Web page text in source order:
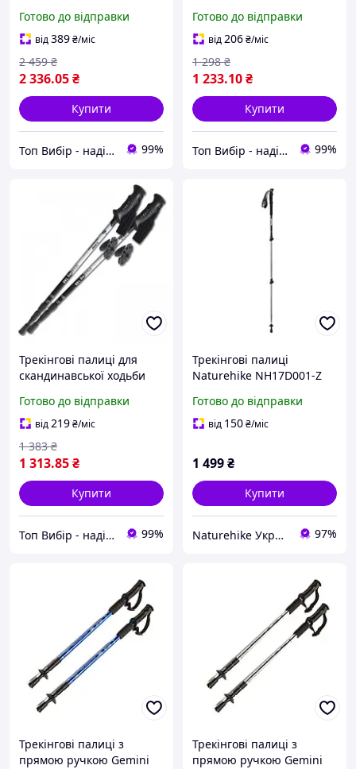
Готово до відправки
від389₴/міс
2 336.05₴
2 459 ₴
Купити
Топ Вибір - надійний магазин, перевірений часом 99%
Готово до відправки
від206₴/міс
1 233.10₴
1 298 ₴
Купити
Топ Вибір - надійний магазин, перевірений часом 99%
Трекінгові палиці для
скандинавської ходьби
Trekking TRR-003
Готово до відправки
від219₴/міс
1 313.85₴
1 383 ₴
Купити
Топ Вибір - надійний магазин, перевірений часом 99%
Трекінгові палиці
Naturehike NH17D001-Z
Готово до відправки
від 150₴/міс
1 499₴
Купити
Naturehike Україна 97%
Трекінгові палиці з
прямою ручкою Gemini
Трекінгові палиці з
прямою ручкою Gemini